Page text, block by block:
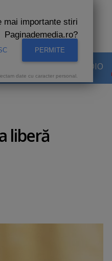
AUDIENTE RADIO
liberă
mai importante stiri
Paginademedia.ro?
PERMITE
date cu caracter personal.